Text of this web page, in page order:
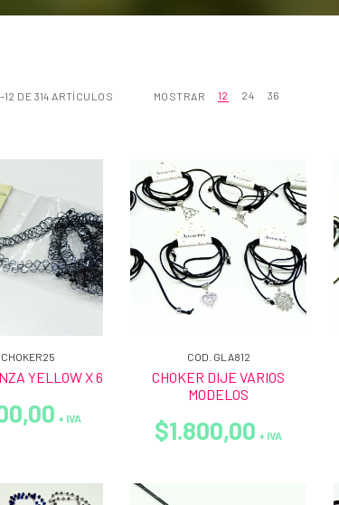
DE 314 ARTÍCULOS MOSTRAR 12 24 36
CHOKER25
YELLOW X 6
+ IVA
COD. GLA812
CHOKER DIJE VARIOS
MODELOS
$1.800,00 + IVA